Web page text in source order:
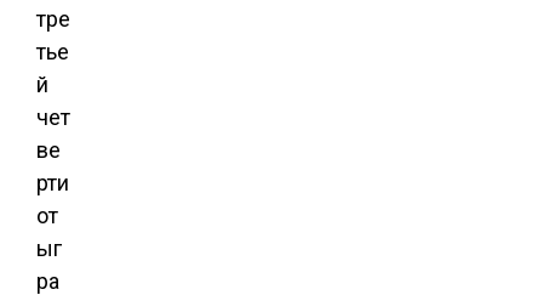
тре
тье
й
чет
ве
рти
от
ыг
ра